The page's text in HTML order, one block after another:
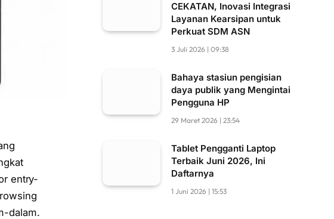
entry-
dalam.
CEKATAN, Inovasi Integrasi
Layanan Kearsipan untuk
Perkuat SDM ASN
3 Juli 2026 | 09:38
Bahaya stasiun pengisian
daya publik yang Mengintai
Pengguna HP
29 Maret 2026 | 23:54
Tablet Pengganti Laptop
Terbaik Juni 2026, Ini
Daftarnya
1 Juni 2026 | 15:53